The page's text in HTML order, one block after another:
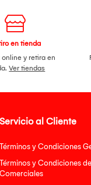
en tienda
online y retira en
Ver tiendas
Servicio al Cliente
Términos y Condiciones
Términos y Condiciones
Comerciales